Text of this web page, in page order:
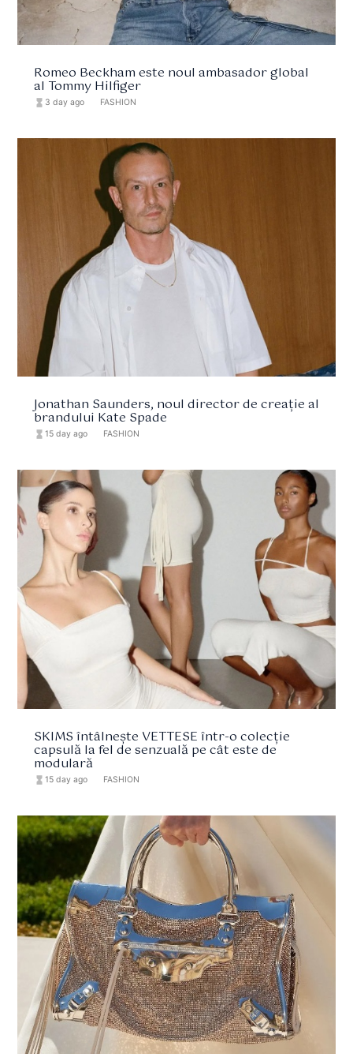
Romeo Beckham este noul ambasador global
al Tommy Hilfiger
hourglass_full 3 day ago FASHION
Jonathan Saunders, noul director de creație al
brandului Kate Spade
hourglass_full 15 day ago FASHION
SKIMS întâlnește VETTESE într-o colecție
capsulă la fel de senzuală pe cât este de
modulară
hourglass_full 15 day ago FASHION